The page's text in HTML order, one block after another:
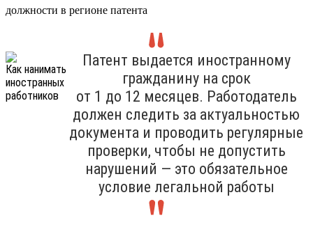
должности в регионе патента
Патент выдается иностранному
гражданину на срок
от 1 до 12 месяцев. Работодатель
должен следить за актуальностью
документа и проводить регулярные
проверки, чтобы не допустить
нарушений — это обязательное
условие легальной работы